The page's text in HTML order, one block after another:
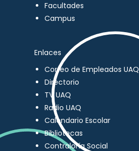
Facultades
Campus
Enlaces
Correo de Empleados UAQ
Directorio
TV UAQ
Radio UAQ
Calendario Escolar
Bibliotecas
Contraloría Social